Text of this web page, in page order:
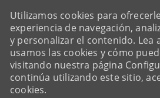
Utilizamos cookies para
experiencia de navegación,
y personalizar el contenido. Lea
usamos las cookies y cómo
visitando nuestra página
continúa utilizando este sitio,
cookies.